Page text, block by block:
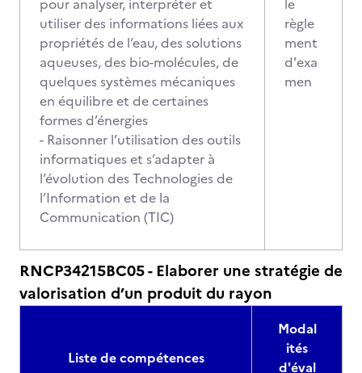
pour analyser, interpréter et
utiliser des informations liées aux
propriétés de l’eau, des solutions
aqueuses, des bio-molécules, de
quelques systèmes mécaniques
en équilibre et de certaines
formes d’énergies
- Raisonner l’utilisation des outils
informatiques et s’adapter à
l’évolution des Technologies de
l’Information et de la
Communication (TIC)
le
règle
ment
d'exa
men
RNCP34215BC05 - Elaborer une stratégie de
valorisation d’un produit du rayon
Liste de compétences
Modal
ités
d'éval